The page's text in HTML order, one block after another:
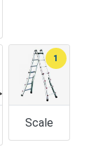
Scale
1